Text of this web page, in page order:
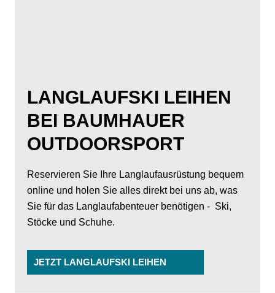
LANGLAUFSKI LEIHEN
BEI BAUMHAUER
OUTDOORSPORT
Reservieren Sie Ihre Langlaufausrüstung bequem
online und holen Sie alles direkt bei uns ab, was
Sie für das Langlaufabenteuer benötigen - Ski,
Stöcke und Schuhe.
JETZT LANGLAUFSKI LEIHEN